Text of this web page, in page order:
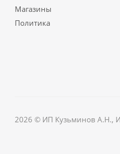
Магазины
Политика
2026 © ИП Кузьминов А.Н.,